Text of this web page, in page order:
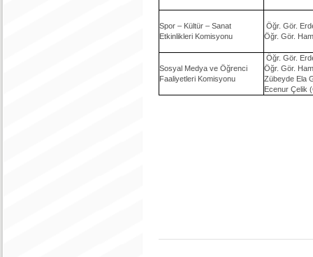
Spor – Kültür – Sanat
Etkinlikleri Komisyonu
Öğr. Gör.
Öğr. Gör.
Sosyal Medya ve Öğrenci
Faaliyetleri Komisyonu
Öğr. Gör.
Öğr. Gör.
Zübeyde Ela
Ecenur Çelik